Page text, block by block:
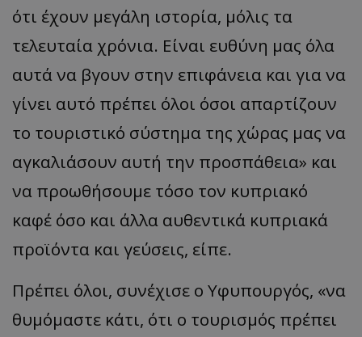
ότι έχουν μεγάλη ιστορία, μόλις τα
τελευταία χρόνια. Είναι ευθύνη μας όλα
αυτά να βγουν στην επιφάνεια και για να
γίνει αυτό πρέπει όλοι όσοι απαρτίζουν
το τουριστικό σύστημα της χώρας μας να
αγκαλιάσουν αυτή την προσπάθεια» και
να προωθήσουμε τόσο τον κυπριακό
καφέ όσο και άλλα αυθεντικά κυπριακά
προϊόντα και γεύσεις, είπε.
Πρέπει όλοι, συνέχισε ο Υφυπουργός, «να
θυμόμαστε κάτι, ότι ο τουρισμός πρέπει